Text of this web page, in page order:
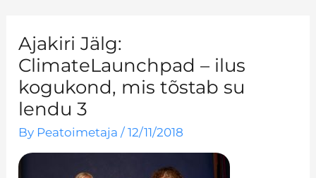
Ajakiri Jälg:
ClimateLaunchpad – ilus
kogukond, mis tõstab su
lendu 3
By Peatoimetaja/12/11/2018